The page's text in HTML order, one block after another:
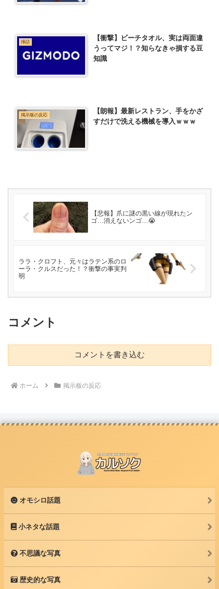
挿話
【衝撃】ビーチタオル、実は両面違
うってマジ！？知らなきゃ損する豆
知識
掲示板の反応
【朗報】最新レストラン、手をかざ
すだけで洗える機械を導入ｗｗｗ
【悲報】爪に謎の黒い線が現れたン
ゴ…消えないンゴ…😭
ララ・クロフト、元々はラテン系のロ
ーラ・クルスだった！？衝撃の事実判
明
コメント
コメントを書き込む
ホーム 掲示板の反応
オモシロ話題
小ネタな話題
不思議な写真
歴史的な写真